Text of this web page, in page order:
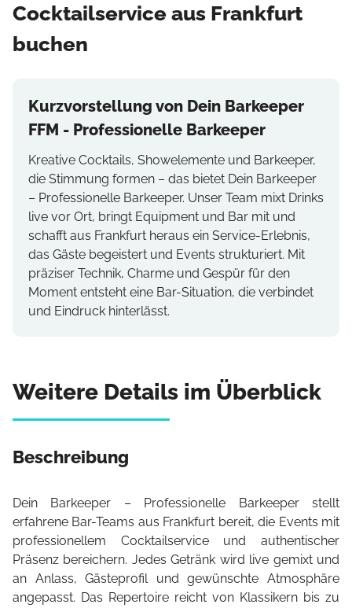
Cocktailservice aus Frankfurt
buchen
Kurzvorstellung von Dein Barkeeper
FFM - Professionelle Barkeeper
Kreative Cocktails, Showelemente und Barkeeper,
die Stimmung formen – das bietet Dein Barkeeper
– Professionelle Barkeeper. Unser Team mixt Drinks
live vor Ort, bringt Equipment und Bar mit und
schafft aus Frankfurt heraus ein Service-Erlebnis,
das Gäste begeistert und Events strukturiert. Mit
präziser Technik, Charme und Gespür für den
Moment entsteht eine Bar-Situation, die verbindet
und Eindruck hinterlässt.
Weitere Details im Überblick
Beschreibung
Dein Barkeeper – Professionelle Barkeeper stellt
erfahrene Bar-Teams aus Frankfurt bereit, die Events mit
professionellem Cocktailservice und authentischer
Präsenz bereichern. Jedes Getränk wird live gemixt und
an Anlass, Gästeprofil und gewünschte Atmosphäre
angepasst. Das Repertoire reicht von Klassikern bis zu